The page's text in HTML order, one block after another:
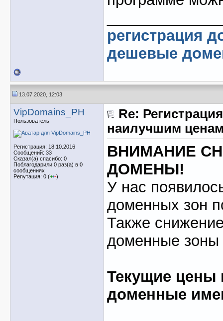
регистрация
дешевые
13.07.2020, 12:03
VipDomains_PH
Пользователь
Регистрация: 18.10.2016
Сообщений: 33
Сказал(а) спасибо: 0
Поблагодарили 0 раз(а) в 0
сообщениях
Репутация: 0 (+/-)
Re:
наилучшим
ВНИМАНИЕ
ДОМЕНЫ!
У нас
доменных зон
Также
доменные зоны
Текущие цены
доменные